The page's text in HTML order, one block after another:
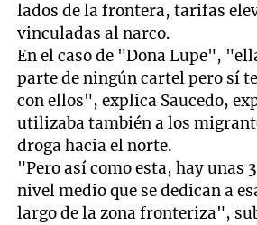
lados de la frontera, tarifas
vinculadas al narco.
En el caso de "Dona Lupe",
parte de ningún cartel pero sí
con ellos", explica Saucedo,
utilizaba también a los
droga hacia el norte.
"Pero así como esta, hay unas
nivel medio que se dedican a
largo de la zona fronteriza",